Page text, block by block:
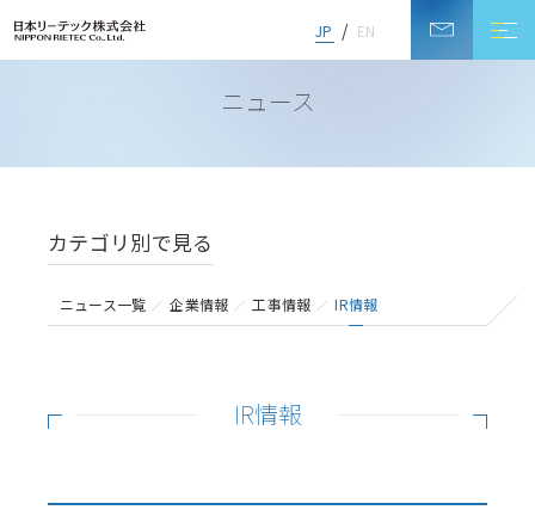
JP EN
ニュース
カテゴリ別で見る
ニュース一覧 企業情報 工事情報 IR情報
IR情報